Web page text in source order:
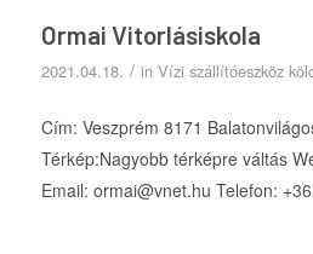
Ormai Vitorlásiskola
2021.04.18. / in Vízi szállítóeszköz
Cím: Veszprém 8171
Térkép:Nagyobb térképre váltás
Email: ormai@vnet.hu Telefon: